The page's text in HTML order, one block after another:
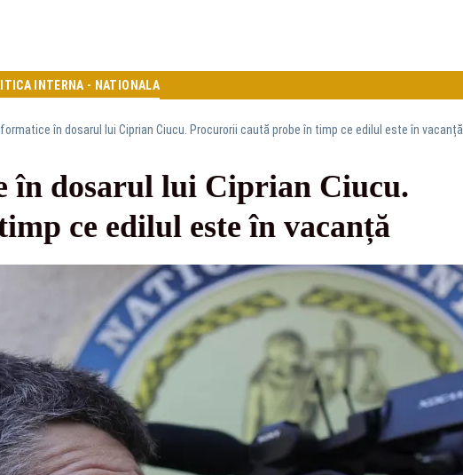
INTERNA - NATIONALA
în dosarul lui Ciprian Ciucu. Procurorii caută probe în timp ce edilul este în vacanță
în dosarul lui Ciprian Ciucu.
ce edilul este în vacanță